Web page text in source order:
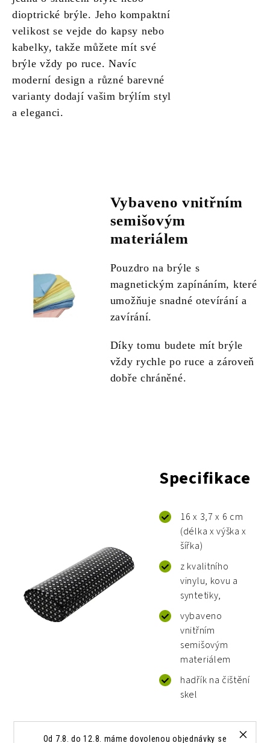
Od 7.8. do 12.8. máme dovolenou objednávky se
dioptrické brýle. Jeho kompaktní
velikost se vejde do kapsy nebo
kabelky, takže můžete mít své
brýle vždy po ruce. Navíc
moderní design a různé barevné
varianty dodají vašim brýlím styl
a eleganci.
Vybaveno vnitřním
semišovým
materiálem
Pouzdro na brýle s
magnetickým zapínáním, které
umožňuje snadné otevírání a
zavírání.
Díky tomu budete mít brýle
vždy rychle po ruce a zároveň
dobře chráněné.
Specifikace
16 x 3,7 x 6 cm
(délka x výška x
šířka)
z kvalitního
vinylu, kovu a
syntetiky,
vybaveno
vnitřním
semišovým
materiálem
hadřík na čištění
skel